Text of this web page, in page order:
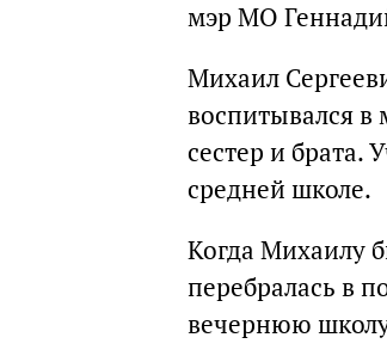
мэр МО
Михаил
воспитывался
сестер и брата.
средней школе.
Когда Михаилу
перебралась в
вечернюю